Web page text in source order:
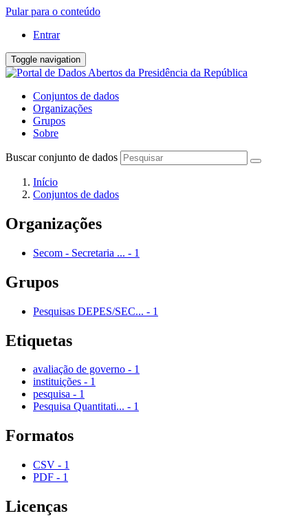
Pular para o conteúdo
Entrar
Toggle navigation
Conjuntos de dados
Organizações
Grupos
Sobre
Buscar conjunto de dados
Início
Conjuntos de dados
Organizações
Secom - Secretaria ... - 1
Grupos
Pesquisas DEPES/SEC... - 1
Etiquetas
avaliação de governo - 1
instituições - 1
pesquisa - 1
Pesquisa Quantitati... - 1
Formatos
CSV - 1
PDF - 1
Licenças